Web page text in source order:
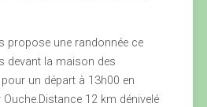
propose une randonnée ce
devant la maison des
un départ à 13h00 en
12 km dénivelé